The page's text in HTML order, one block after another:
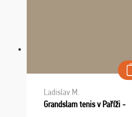
Ladislav M.
Grandslam tenis v Paříži -